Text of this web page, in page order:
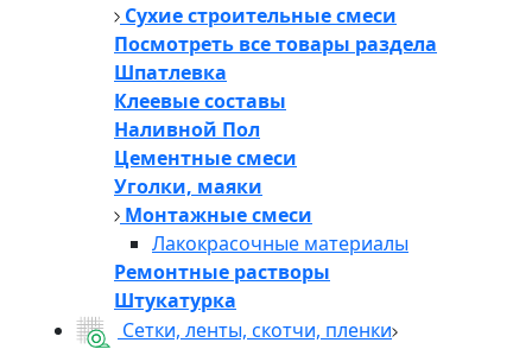
Сухие строительные смеси
Посмотреть все товары раздела
Шпатлевка
Клеевые составы
Наливной Пол
Цементные смеси
Уголки, маяки
Монтажные смеси
Лакокрасочные материалы
Ремонтные растворы
Штукатурка
Сетки, ленты, скотчи, пленки